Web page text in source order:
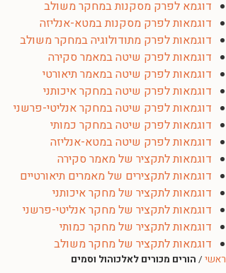
דוגמא לפרק מסקנות במחקר משולב
דוגמאות לפרק מסקנות במטא-אנליזה
דוגמאות לפרק מתודולוגיה במחקר משולב
דוגמאות לפרק שיטה במאמר סקירה
דוגמאות לפרק שיטה במאמר תיאורטי
דוגמאות לפרק שיטה במחקר איכותני
דוגמאות לפרק שיטה במחקר אנליטי-פרשני
דוגמאות לפרק שיטה במחקר כמותי
דוגמאות לפרק שיטה במטא-אנליזה
דוגמאות לתקציר של מאמר סקירה
דוגמאות לתקצירים של מאמרים תיאורטיים
דוגמאות לתקציר של מחקר איכותני
דוגמאות לתקציר של מחקר אנליטי-פרשני
דוגמאות לתקציר של מחקר כמותי
דוגמאות לתקציר של מחקר משולב
ראשי / הורים מכורים לאלכוהול וסמים